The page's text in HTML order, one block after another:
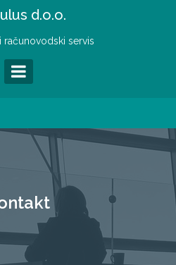
d.o.o.
računovodski servis